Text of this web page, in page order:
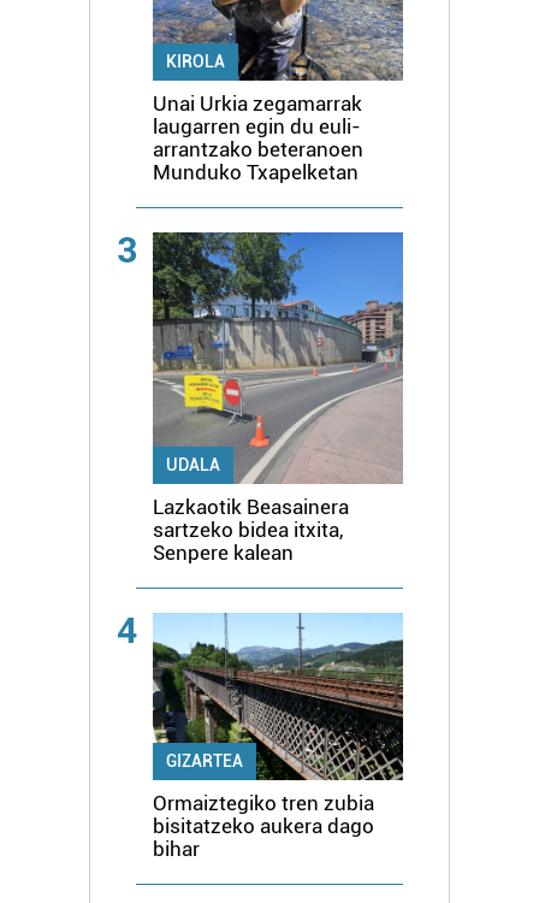
KIROLA
Unai Urkia zegamarrak
laugarren egin du euli-
arrantzako beteranoen
Munduko Txapelketan
3
UDALA
Lazkaotik Beasainera
sartzeko bidea itxita,
Senpere kalean
4
GIZARTEA
Ormaiztegiko tren zubia
bisitatzeko aukera dago
bihar